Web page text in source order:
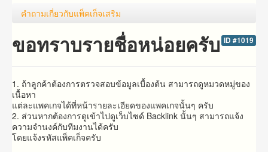
คำถาม​เกี่ยว​กับ​แพ็คเก็จ​เสริม
ID #1019
ขอทราบรายชื่อหน่อยครับ
1. ถ้า​ลูกค้า​ต้องการ​ตรวจสอบ​ข้อมูล​เบื้องต้น​ สามารถ​ดูหมวดหมู่ของ
เนื้อหา
แต่ละแพคเกจได้ที่หน้ารายละเอียดของแพคเกจนั้นๆ ครับ
2. ส่วน​หาก​ต้อง​การ​ดู​เข้าไปดูเว็บ​ไซด์​ Backlink​ นั้น​ๆ​ สามารถ​แจ้ง​
ความจำนง​ค์​กับ​ทีมงาน​ได้​ครับ​
โดย​แจ้ง​รหัส​แพ็คเก็จครับ